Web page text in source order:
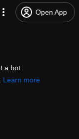
Open App
a bot
Learn more